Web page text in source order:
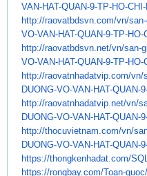
VAN-HAT-QUAN-9-TP-HO-
http://raovatbdsvn.com/vn/san-
VO-VAN-HAT-QUAN-9-TP-HO-
http://raovatbdsvn.net/vn/san-
VO-VAN-HAT-QUAN-9-TP-HO-
http://raovatnhadatvip.com/vn/
DUONG-VO-VAN-HAT-QUAN-
http://raovatnhadatvip.net/vn/
DUONG-VO-VAN-HAT-QUAN-
http://thocuvietnam.com/vn/
DUONG-VO-VAN-HAT-QUAN-
https://thongkenhadat.com/
https://rongbay.com/Toan-quoc/